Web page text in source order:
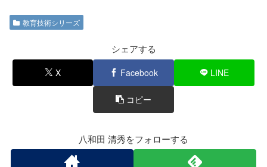
c
e
b
o
tt
er
e
教育技術シリーズ
シェアする
X Facebook LINE
コピー
八和田 清秀をフォローする